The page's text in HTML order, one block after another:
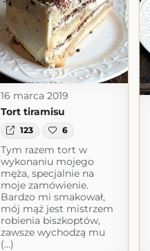
16 marca 2019
Tort tiramisu
123 6
Tym razem tort w
wykonaniu mojego
męża, specjalnie na
moje zamówienie.
Bardzo mi smakował,
mój mąż jest mistrzem
robienia biszkoptów,
zawsze wychodzą mu
(...)